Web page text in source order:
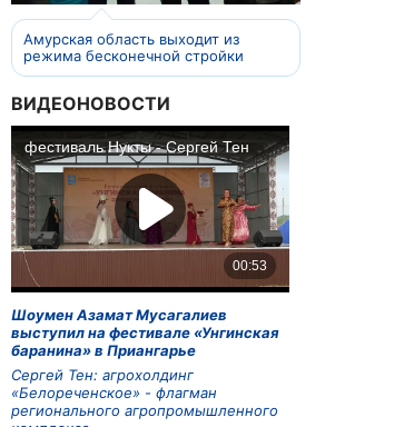
Амурская область выходит из
режима бесконечной стройки
ВИДЕОНОВОСТИ
Шоумен Азамат Мусагалиев
выступил на фестивале «Унгинская
баранина» в Приангарье
Сергей Тен: агрохолдинг
«Белореченское» - флагман
регионального агропромышленного